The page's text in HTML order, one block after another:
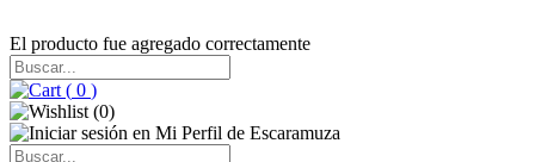
El producto fue agregado correctamente
( 0 )
(0)